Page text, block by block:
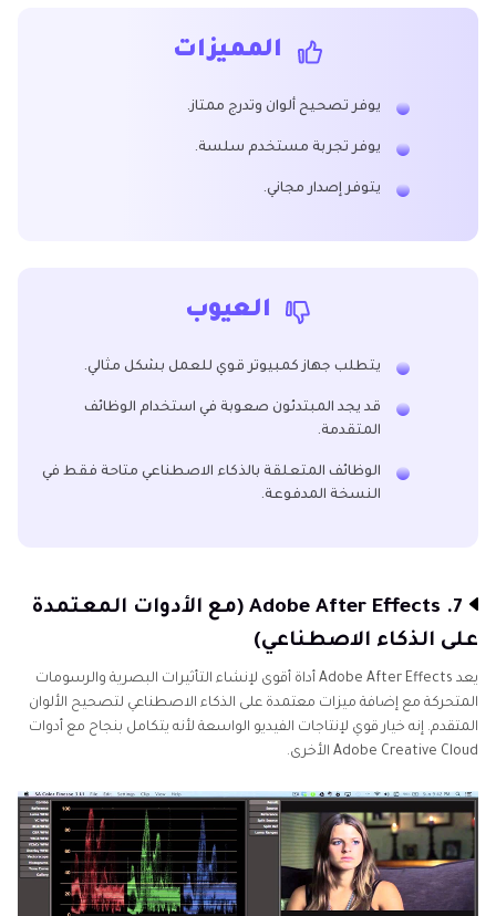
المميزات
يوفر تصحيح ألوان وتدرج ممتاز.
يوفر تجربة مستخدم سلسة.
يتوفر إصدار مجاني.
العيوب
يتطلب جهاز كمبيوتر قوي للعمل بشكل مثالي.
قد يجد المبتدئون صعوبة في استخدام الوظائف
المتقدمة.
الوظائف المتعلقة بالذكاء الاصطناعي متاحة فقط في
النسخة المدفوعة.
7. Adobe After Effects (مع الأدوات المعتمدة
على الذكاء الاصطناعي)
يعد Adobe After Effects أداة أقوى لإنشاء التأثيرات البصرية والرسومات
المتحركة مع إضافة ميزات معتمدة على الذكاء الاصطناعي لتصحيح الألوان
المتقدم. إنه خيار قوي لإنتاجات الفيديو الواسعة لأنه يتكامل بنجاح مع أدوات
Adobe Creative Cloud الأخرى.